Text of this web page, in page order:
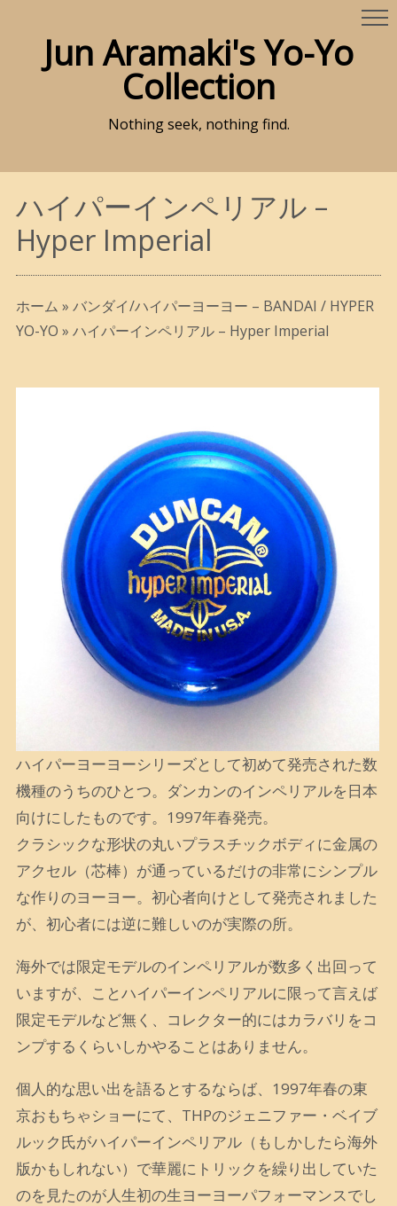
Jun Aramaki's Yo-Yo
Collection
Nothing seek, nothing find.
ハイパーインペリアル –
Hyper Imperial
ホーム » バンダイ/ハイパーヨーヨー – BANDAI / HYPER
YO-YO » ハイパーインペリアル – Hyper Imperial
ハイパーヨーヨーシリーズとして初めて発売された数
機種のうちのひとつ。ダンカンのインペリアルを日本
向けにしたものです。1997年春発売。
クラシックな形状の丸いプラスチックボディに金属の
アクセル（芯棒）が通っているだけの非常にシンプル
な作りのヨーヨー。初心者向けとして発売されました
が、初心者には逆に難しいのが実際の所。
海外では限定モデルのインペリアルが数多く出回って
いますが、ことハイパーインペリアルに限って言えば
限定モデルなど無く、コレクター的にはカラバリをコ
ンプするくらいしかやることはありません。
個人的な思い出を語るとするならば、1997年春の東
京おもちゃショーにて、THPのジェニファー・ベイブ
ルック氏がハイパーインペリアル（もしかしたら海外
版かもしれない）で華麗にトリックを繰り出していた
のを見たのが人生初の生ヨーヨーパフォーマンスでし